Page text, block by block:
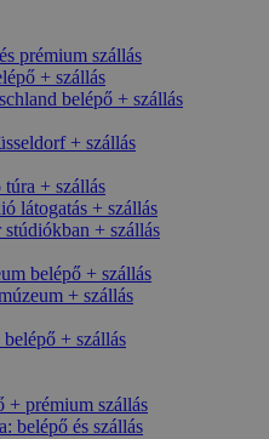
prémium szállás
+ szállás
belépő + szállás
+ szállás
+ szállás
látogatás + szállás
+ szállás
belépő + szállás
+ szállás
+ szállás
+ prémium szállás
belépő és szállás